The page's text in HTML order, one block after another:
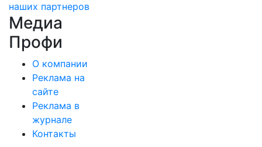
наших партнеров
Медиа
Профи
О компании
Реклама на
сайте
Реклама в
журнале
Контакты